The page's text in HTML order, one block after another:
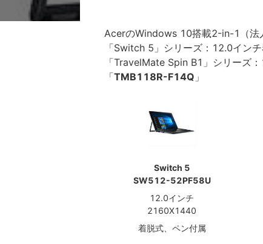
AcerのWindows 10搭載2-in-1（法
「Switch 5」シリーズ：12.0イン
「TravelMate Spin B1」シリーズ
「TMB118R-F14Q 」
Switch 5
SW512-52PF58U
12.0インチ
2160X1440
着脱式、ペン付属